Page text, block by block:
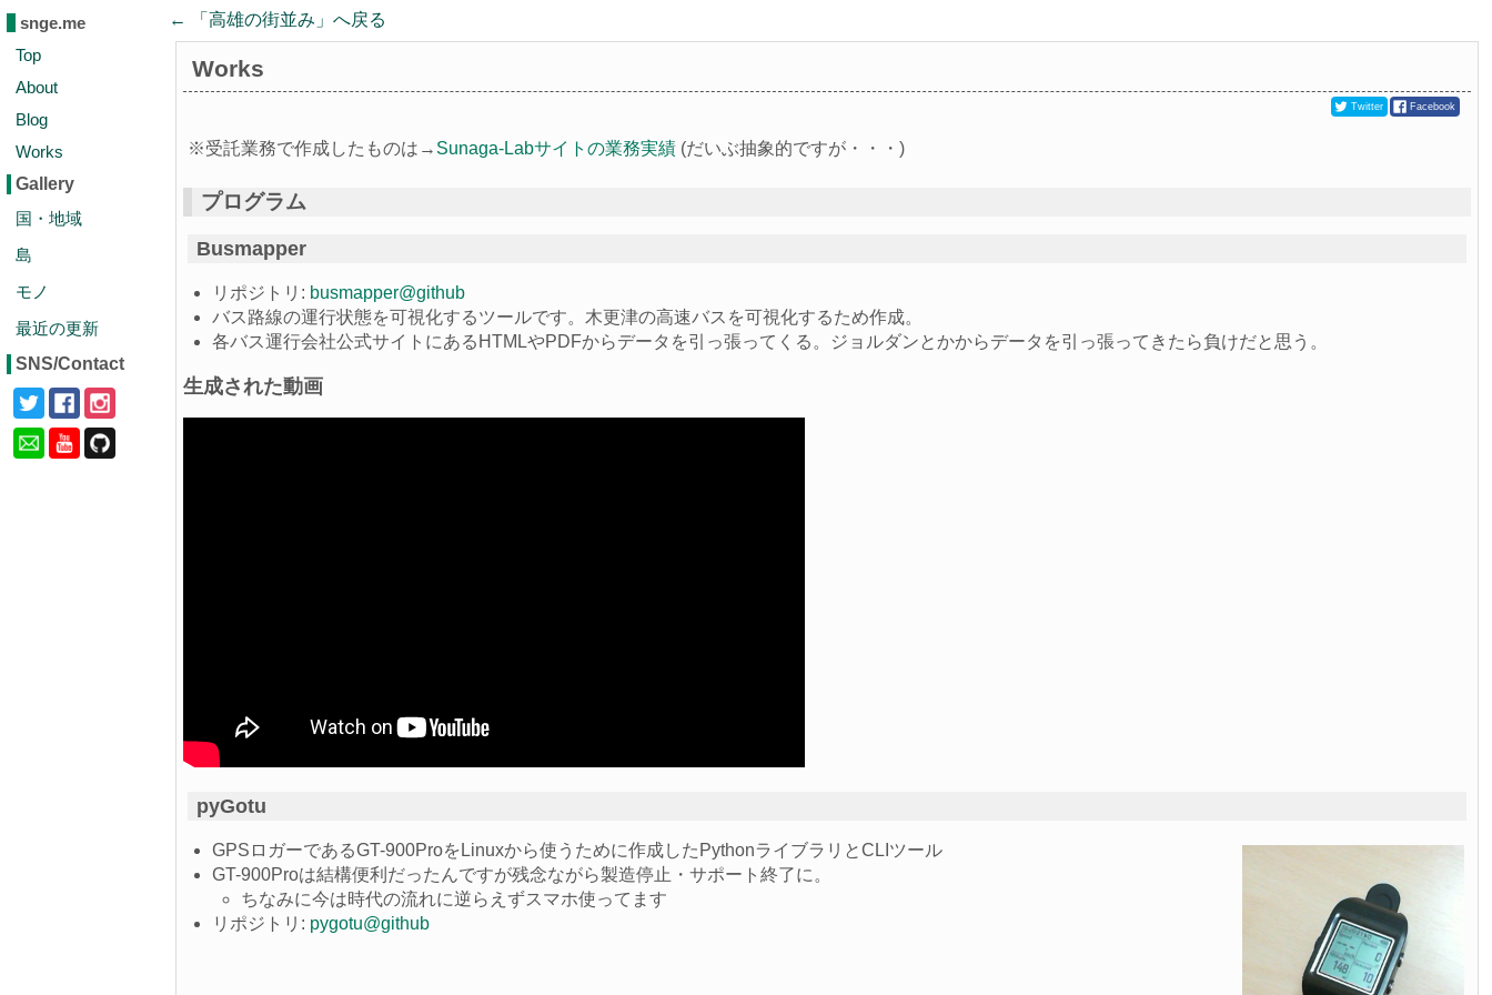
snge.me
Top
About
Blog
Works
Gallery
国・地域
島
モノ
最近の更新
SNS/Contact
← 「 高雄の街並み 」へ戻る
Works
Twitter Facebook
※受託業務で作成したものは→ Sunaga-Labサイトの業務実績 (だいぶ抽象的ですが・・・)
プログラム
Busmapper
リポジトリ: busmapper@github
バス路線の運行状態を可視化するツールです。木更津の高速バスを可視化するため作成。
各バス運行会社公式サイトにあるHTMLやPDFからデータを引っ張ってくる。ジョルダンとかからデータを引っ張ってきたら負けだと思う。
生成された動画
pyGotu
GPSロガーであるGT-900ProをLinuxから使うために作成したPythonライブラリとCLIツール
GT-900Proは結構便利だったんですが残念ながら製造停止・サポート終了に。
ちなみに今は時代の流れに逆らえずスマホ使ってます
リポジトリ: pygotu@github